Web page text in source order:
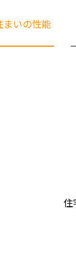
まいの性能
住